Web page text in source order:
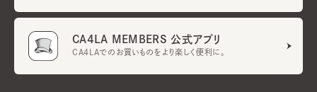
CA4LA MEMBERS 公式アプリ
CA4LAでのお買いものをより楽しく便利に。